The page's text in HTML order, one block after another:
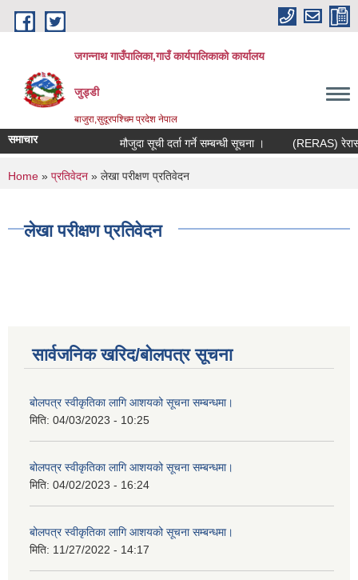
Skip to main content
जगन्नाथ गाउँपालिका,गाउँ कार्यपालिकाको कार्यालय
जुड्डी
बाजुरा,सुदूरपश्चिम प्रदेश नेपाल
समाचार मौजुदा सूची दर्ता गर्ने सम्बन्धी सूचना । (RERAS) रेरास
You are here
Home » प्रतिवेदन » लेखा परीक्षण प्रतिवेदन
लेखा परीक्षण प्रतिवेदन
सार्वजनिक खरिद/बोलपत्र सूचना
बोलपत्र स्वीकृतिका लागि आशयको सूचना सम्बन्धमा।
मिति: 04/03/2023 - 10:25
बोलपत्र स्वीकृतिका लागि आशयको सूचना सम्बन्धमा।
मिति: 04/02/2023 - 16:24
बोलपत्र स्वीकृतिका लागि आशयको सूचना सम्बन्धमा।
मिति: 11/27/2022 - 14:17